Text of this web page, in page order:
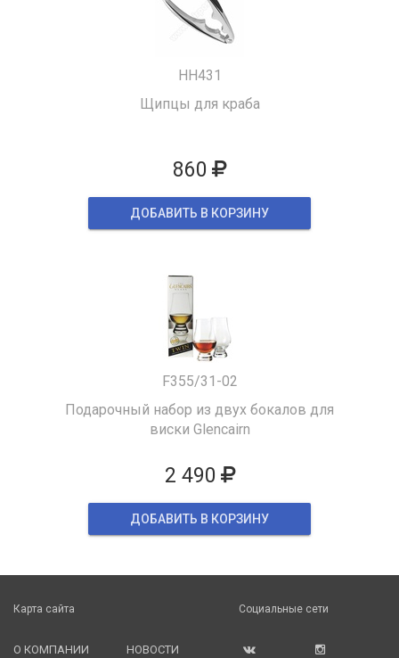
HH431
Щипцы для краба
860
ДОБАВИТЬ В КОРЗИНУ
F355/31-02
Подарочный набор из двух бокалов для
виски Glencairn
2 490
ДОБАВИТЬ В КОРЗИНУ
Карта сайта
О КОМПАНИИ
НОВОСТИ
Социальные сети